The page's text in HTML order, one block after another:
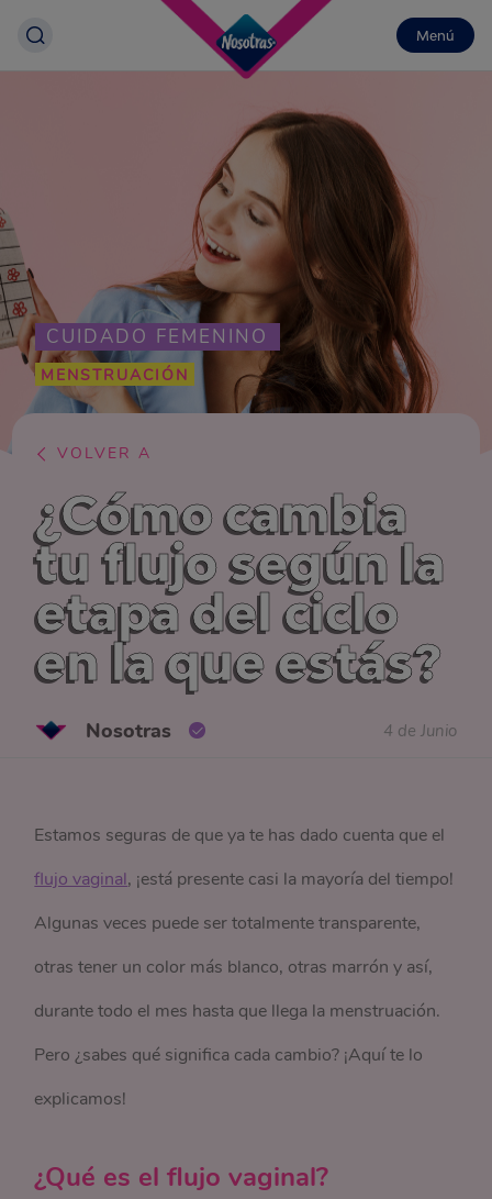
Menú
CUIDADO FEMENINO
MENSTRUACIÓN
VOLVER A
¿Cómo cambia
tu flujo según la
etapa del ciclo
en la que estás?
Nosotras 4 de Junio
Estamos seguras de que ya te has dado cuenta que el
flujo vaginal, ¡está presente casi la mayoría del tiempo!
Algunas veces puede ser totalmente transparente,
otras tener un color más blanco, otras marrón y así,
durante todo el mes hasta que llega la menstruación.
Pero ¿sabes qué significa cada cambio? ¡Aquí te lo
explicamos!
¿Qué es el flujo vaginal?